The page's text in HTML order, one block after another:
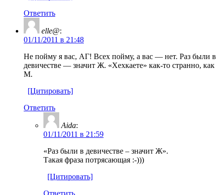
Ответить
elle@:
01/11/2011 в 21:48
Не пойму я вас, АГ! Всех пойму, а вас — нет. Раз были в
девичестве — значит Ж. «Хехкаете» как-то странно, как
М.
[Цитировать]
Ответить
Aida:
01/11/2011 в 21:59
«Раз были в девичестве – значит Ж».
Такая фраза потрясающая :-)))
[Цитировать]
Ответить